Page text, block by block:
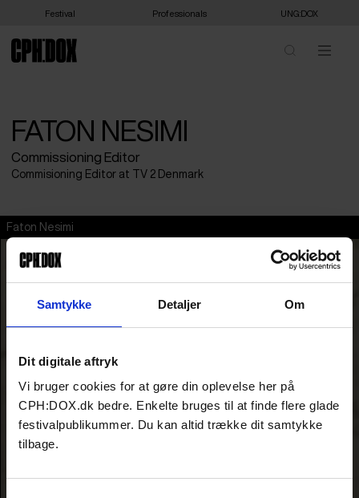
Samtykke Detaljer Om
Dit digitale aftryk
Vi bruger cookies for at gøre din oplevelse her på
CPH:DOX.dk bedre. Enkelte bruges til at finde flere glade
festivalpublikummer. Du kan altid trække dit samtykke
tilbage.
Festival Professionals UNG:DOX
FATON NESIMI
Commissioning Editor
Commisioning Editor at TV 2 Denmark
Faton Nesimi